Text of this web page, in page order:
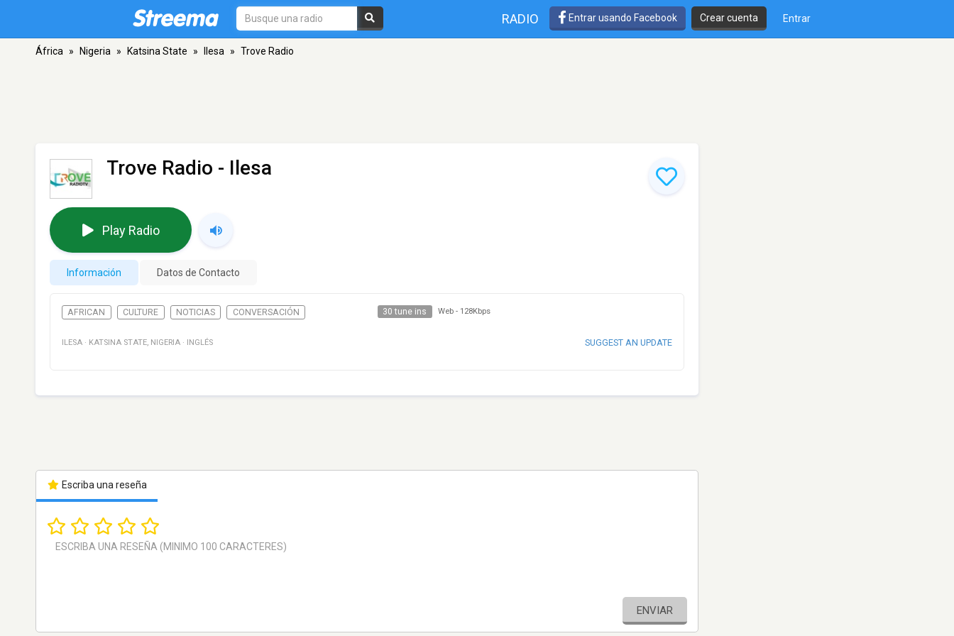
RADIO Entrar usando Facebook Crear cuenta Entrar
África » Nigeria » Katsina State » Ilesa » Trove Radio
Trove Radio - Ilesa
Play Radio
Información Datos de Contacto
AFRICAN CULTURE NOTICIAS CONVERSACIÓN 30 tune ins Web - 128Kbps
ILESA · KATSINA STATE, NIGERIA · INGLÉS SUGGEST AN UPDATE
Escriba una reseña
ENVIAR